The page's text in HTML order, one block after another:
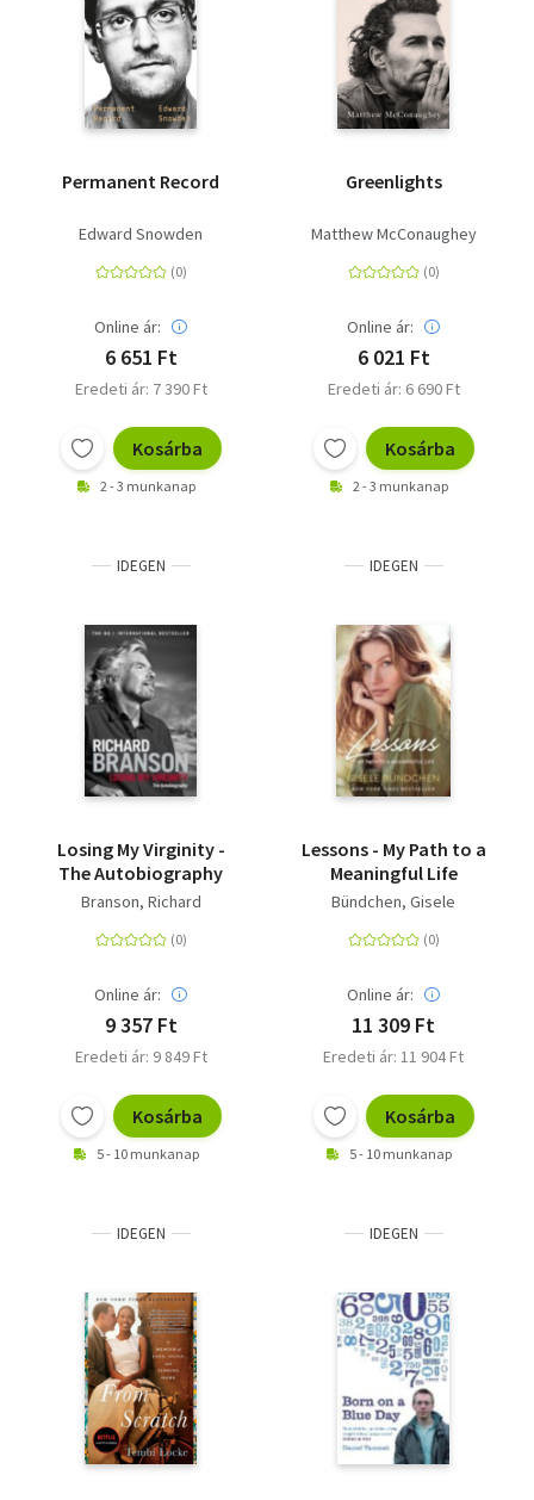
Permanent Record
Edward Snowden
Online ár:
6 651 Ft
Eredeti ár: 7 390 Ft
Kosárba
2 - 3 munkanap
Greenlights
Matthew McConaughey
Online ár:
6 021 Ft
Eredeti ár: 6 690 Ft
Kosárba
2 - 3 munkanap
IDEGEN
Losing My Virginity -
The Autobiography
Branson, Richard
Online ár:
9 357 Ft
Eredeti ár: 9 849 Ft
Kosárba
5 - 10 munkanap
IDEGEN
Lessons - My Path to a
Meaningful Life
Bündchen, Gisele
Online ár:
11 309 Ft
Eredeti ár: 11 904 Ft
Kosárba
5 - 10 munkanap
IDEGEN IDEGEN